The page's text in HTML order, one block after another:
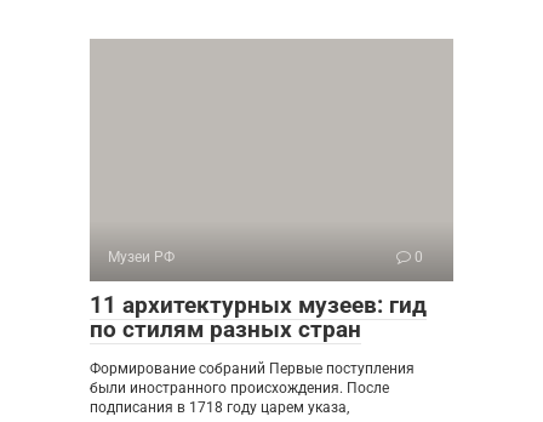
Музеи РФ 0
11 архитектурных музеев: гид
по стилям разных стран
Формирование собраний Первые поступления
были иностранного происхождения. После
подписания в 1718 году царем указа,